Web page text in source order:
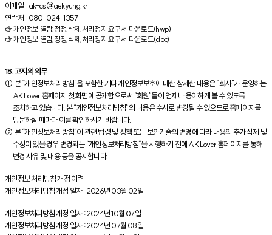
이메일 : ak-cs@aekyung.kr
연락처 : 080-024-1357
☞ 개인정보 열람,정정,삭제,처리정지 요구서 다운로드(hwp)
☞ 개인정보 열람,정정,삭제,처리정지 요구서 다운로드(doc)
18. 고지의 의무
① 본 “개인정보처리방침”을 포함한 기타 개인정보보호에 대한 상세한 내용은 “회사”가 운영하는
AK Lover 홈페이지 첫 화면에 공개함으로써 “회원”들이 언제나 용이하게 볼 수 있도록
조치하고 있습니다. 본 “개인정보처리방침”의 내용은 수시로 변경될 수 있으므로 홈페이지를
방문하실 때마다 이를 확인하시기 바랍니다.
② 본 “개인정보처리방침”이 관련 법령 및 정책 또는 보안기술의 변경에 따라 내용의 추가 삭제 및
수정이 있을 경우 변경되는 “개인정보처리방침”을 시행하기 전에 AK Lover 홈페이지를 통해
변경 사유 및 내용 등을 공지합니다.
개인정보 처리방침 개정 이력
개인정보처리방침 개정 일자 : 2026년 03월 02일
개인정보처리방침 개정 일자 : 2024년 10월 07일
개인정보처리방침 개정 일자 : 2024년 07월 08일